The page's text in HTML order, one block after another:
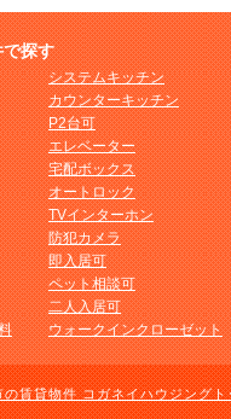
探す
システムキッチン
カウンターキッチン
P2台可
エレベーター
宅配ボックス
オートロック
TVインターホン
防犯カメラ
即入居可
ペット相談可
二人入居可
ウォークインクローゼット
の賃貸物件 コガネイハウジングト